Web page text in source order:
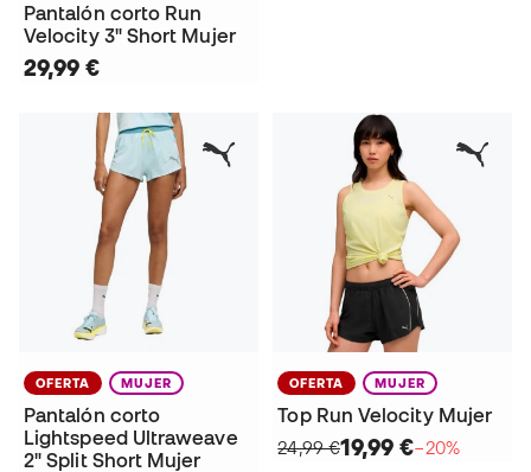
Pantalón corto Run
Velocity 3" Short Mujer
29,99 €
OFERTA MUJER
Pantalón corto
Lightspeed Ultraweave
2" Split Short Mujer
OFERTA MUJER
Top Run Velocity Mujer
24,99 €19,99 €−20%